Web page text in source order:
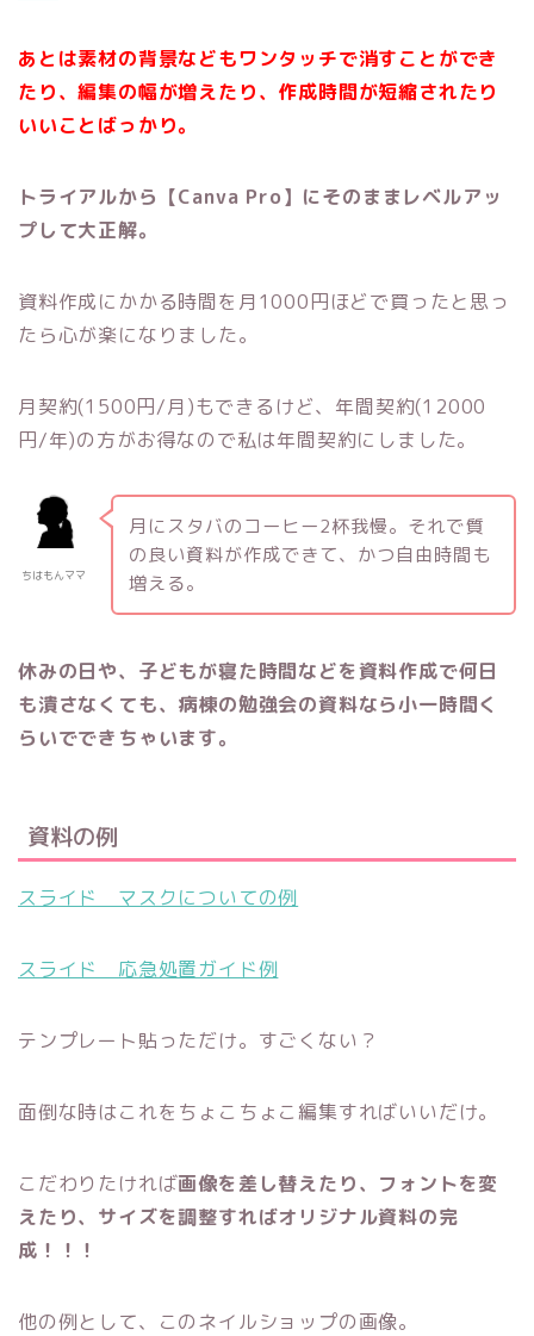
あとは素材の背景などもワンタッチで消すことができ
たり、編集の幅が増えたり、作成時間が短縮されたり
いいことばっかり。
トライアルから【Canva Pro】にそのままレベルアッ
プして大正解。
資料作成にかかる時間を月1000円ほどで買ったと思っ
たら心が楽になりました。
月契約(1500円/月)もできるけど、年間契約(12000
円/年)の方がお得なので私は年間契約にしました。
ちはもんママ
月にスタバのコーヒー2杯我慢。それで質
の良い資料が作成できて、かつ自由時間も
増える。
休みの日や、子どもが寝た時間などを資料作成で何日
も潰さなくても、病棟の勉強会の資料なら小一時間く
らいでできちゃいます。
資料の例
スライド マスクについての例
スライド 応急処置ガイド例
テンプレート貼っただけ。すごくない？
面倒な時はこれをちょこちょこ編集すればいいだけ。
こだわりたければ画像を差し替えたり、フォントを変
えたり、サイズを調整すればオリジナル資料の完
成！！！
他の例として、このネイルショップの画像。